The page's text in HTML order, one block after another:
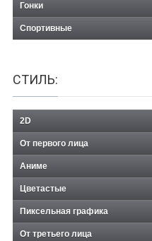
Гонки
Спортивные
СТИЛЬ:
2D
От первого лица
Аниме
Цветастые
Пиксельная графика
От третьего лица